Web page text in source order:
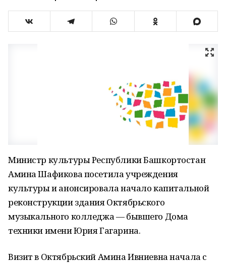
Министр культуры Республики Башкортостан
Амина Шафикова посетила учреждения
культуры и анонсировала начало капитальной
реконструкции здания Октябрьского
музыкального колледжа — бывшего Дома
техники имени Юрия Гагарина.
Визит в Октябрьский Амина Ивниевна начала с